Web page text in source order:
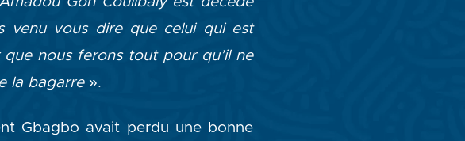
venu vous dire que celui qui est
nous ferons tout pour qu’il ne
la bagarre».
Gbagbo avait perdu une bonne